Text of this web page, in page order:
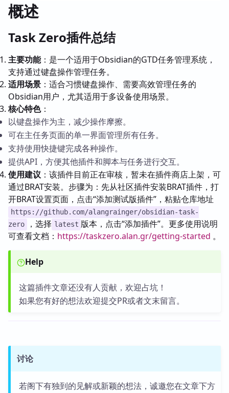
概述
Task Zero插件总结
主要功能：是一个适用于Obsidian的GTD任务管理系统，
支持通过键盘操作管理任务。
适用场景 ：适合习惯键盘操作、需要高效管理任务的
Obsidian用户，尤其适用于多设备使用场景。
核心特色：
以键盘操作为主，减少操作摩擦。
可在主任务页面的单一界面管理所有任务。
支持使用快捷键完成各种操作。
提供API，方便其他插件和脚本与任务进行交互。
使用建议：该插件目前正在审核，暂未在插件商店上架，可
通过BRAT安装。步骤为：先从社区插件安装BRAT插件，打
开BRAT设置页面，点击“添加测试版插件”，粘贴仓库地址
https://github.com/alangrainger/obsidian-task-
zero
，选择 latest 版本，点击“添加插件”。更多使用说明
可查看文档： https://taskzero.alan.gr/getting-started 。
Help
这篇插件文章还没有人贡献，欢迎占坑！
如果您有好的想法欢迎提交PR或者文末留言。
讨论
若阁下有独到的见解或新颖的想法，诚邀您在文章下方